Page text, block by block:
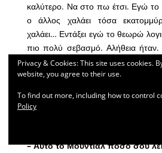
καλύτερο. Να στο πω έτσι. Εγώ το
ο άλλος χαλάει τόσα
χαλάει… Εντάξει εγώ το θεωρώ
πιο πολύ σεβασμό. Αλήθεια ήταν.
είχα νιώσει ποτέ στη ζωή μου, να
είχαν βγει. Ποτέ στη ζωή μου. Σας
Ποιον να βάλεις δίπλα σε
Όχι μόνο παικτικά. Από
– Αυτό το Μουντιάλ πόσο σου
Privacy & Cookies: This site uses cookies.
website, you agree to their use.
To find out more, including how to control
Policy